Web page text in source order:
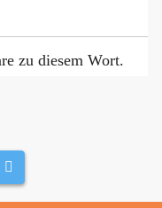
zu diesem Wort.